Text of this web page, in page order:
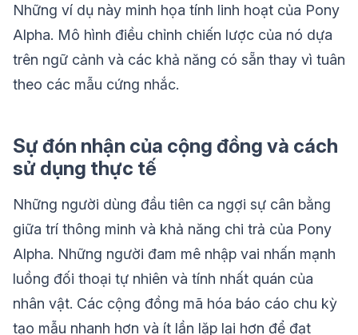
Những ví dụ này minh họa tính linh hoạt của Pony
Alpha. Mô hình điều chỉnh chiến lược của nó dựa
trên ngữ cảnh và các khả năng có sẵn thay vì tuân
theo các mẫu cứng nhắc.
Sự đón nhận của cộng đồng và cách
sử dụng thực tế
Những người dùng đầu tiên ca ngợi sự cân bằng
giữa trí thông minh và khả năng chi trả của Pony
Alpha. Những người đam mê nhập vai nhấn mạnh
luồng đối thoại tự nhiên và tính nhất quán của
nhân vật. Các cộng đồng mã hóa báo cáo chu kỳ
tạo mẫu nhanh hơn và ít lần lặp lại hơn để đạt